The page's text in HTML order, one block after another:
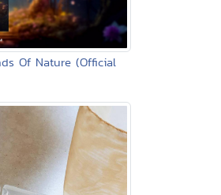
Of Nature (Official